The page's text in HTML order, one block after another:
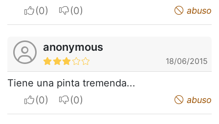
I apreciateI do not appreciate abuso
anonymous
18/06/2015
Tiene una pinta tremenda...
I apreciateI do not appreciate abuso